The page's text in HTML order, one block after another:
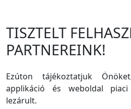
TISZTELT
PARTNEREINK!
Ezúton tájékoztatjuk
applikáció és weboldal piaci
lezárult.